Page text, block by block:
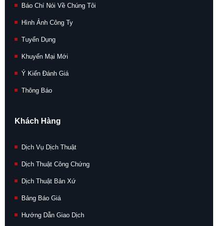
Báo Chí Nói Về Chúng Tôi
Hình Ảnh Công Ty
Tuyển Dụng
Khuyến Mại Mới
Ý Kiến Đánh Giá
Thông Báo
Khách Hàng
Dịch Vụ Dịch Thuật
Dịch Thuật Công Chứng
Dịch Thuật Bản Xứ
Bảng Báo Giá
Hướng Dẫn Giao Dịch